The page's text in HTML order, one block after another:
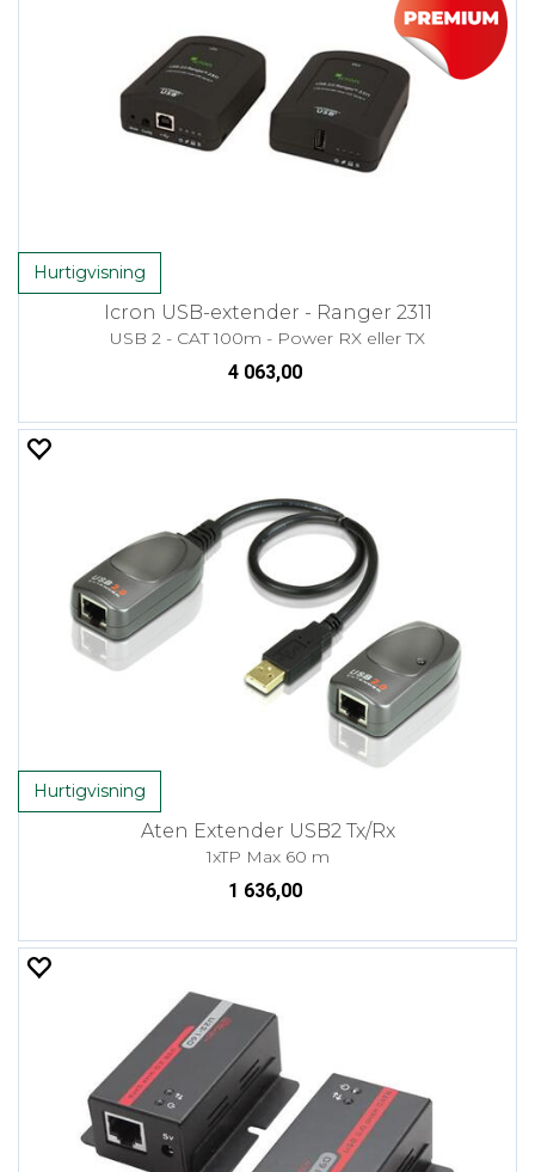
Hurtigvisning
Icron USB-extender - Ranger 2311
USB 2 - CAT 100m - Power RX eller TX
4 063,00
Hurtigvisning
Aten Extender USB2 Tx/Rx
1xTP Max 60 m
1 636,00